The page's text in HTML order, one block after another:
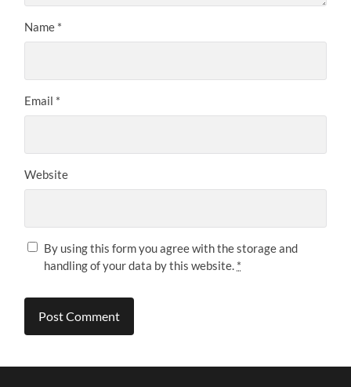
Name *
Email *
Website
By using this form you agree with the storage and
handling of your data by this website. *